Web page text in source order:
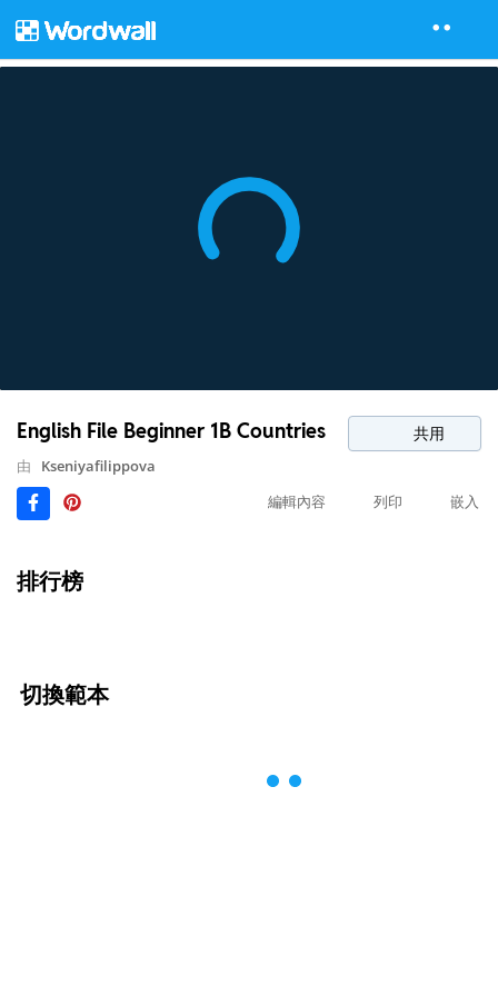
English File Beginner 1B Countries 共用
由
Kseniyafilippova
編輯內容
列印 嵌入
排行榜
切換範本